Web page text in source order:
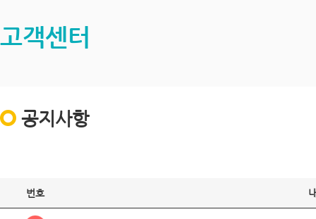
고객센터
공지사항
번호